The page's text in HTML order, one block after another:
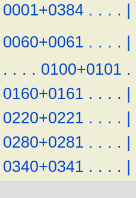
0001+0384 . . . . |
0060+0061 . . . . |
. . . . 0100+0101 .
0160+0161 . . . . |
0220+0221 . . . . |
0280+0281 . . . . |
0340+0341 . . . . |